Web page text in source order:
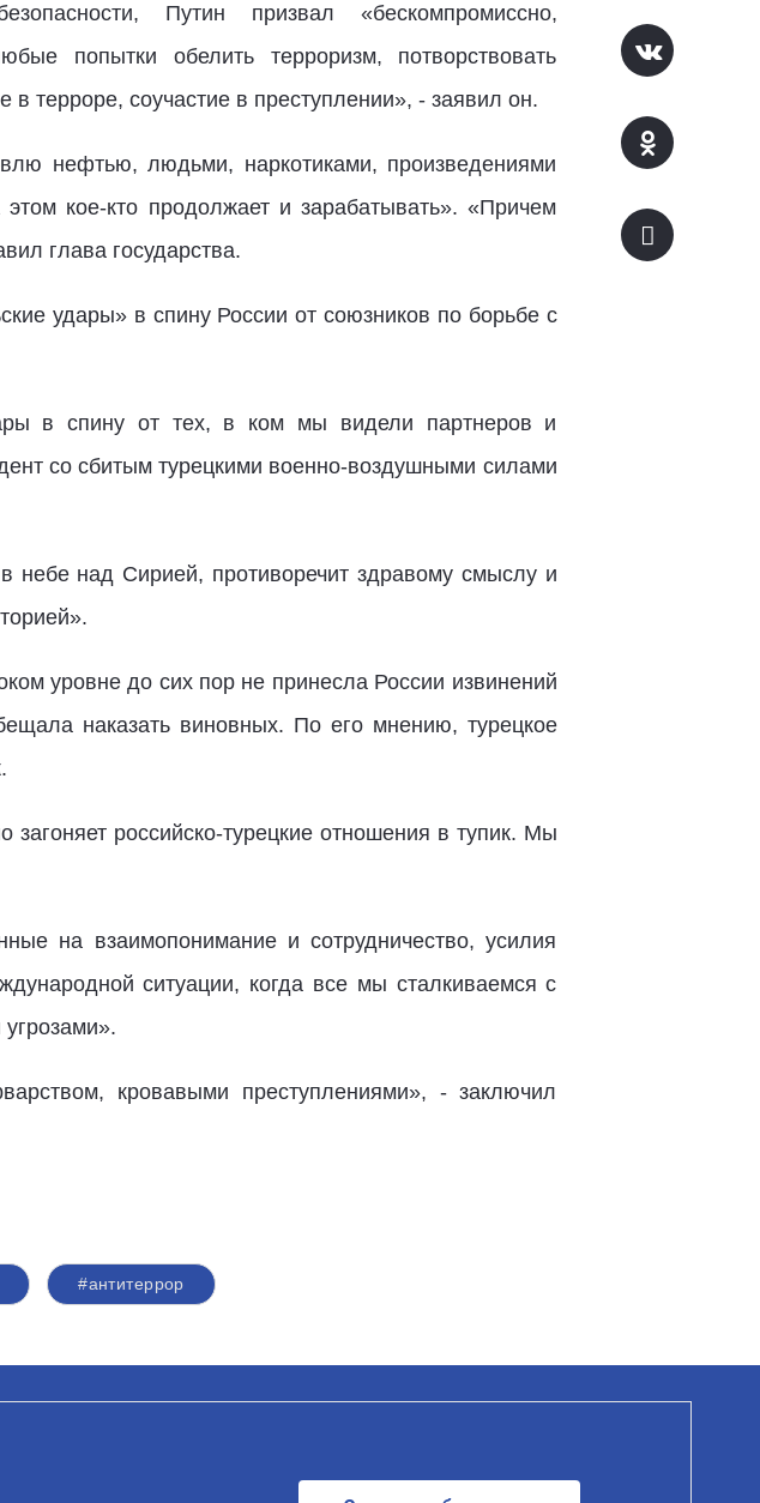
Путин призвал «бескомпромиссно,
попытки обелить терроризм, потворствовать
в терроре, соучастие в преступлении», - заявил он.
нефтью, людьми, наркотиками, произведениями
кое-кто продолжает и зарабатывать». «Причем
глава государства.
удары» в спину России от союзников по борьбе с
в спину от тех, в ком мы видели партнеров и
со сбитым турецкими военно-воздушными силами
небе над Сирией, противоречит здравому смыслу и
уровне до сих пор не принесла России извинений
наказать виновных. По его мнению, турецкое
загоняет российско-турецкие отношения в тупик. Мы
на взаимопонимание и сотрудничество, усилия
ситуации, когда все мы сталкиваемся с
кровавыми преступлениями», - заключил
#антитеррор